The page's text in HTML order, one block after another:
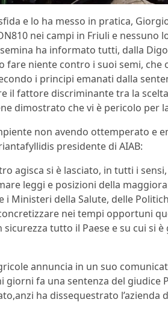
e lo ha messo in pratica,
nei campi in Friuli e nessuno
ha informato tutti, dalla
fare niente contro i suoi semi,
i principi emanati dalla
il fattore discriminante tra la
dimostrato che vi è pericolo per
non avendo ottemperato e
presidente di AIAB:
agisca si è lasciato, in tutti i
leggi e posizioni della
Ministeri della Salute, delle
nei tempi opportuni
tutto il Paese e su cui si
annuncia in un suo
fa una sentenza del giudice
ha dissequestrato l’azienda